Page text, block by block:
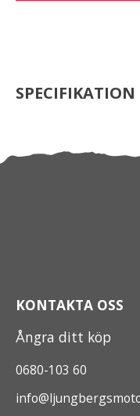
SPECIFIKATION
KONTAKTA OSS
Ångra ditt köp
0680-103 60